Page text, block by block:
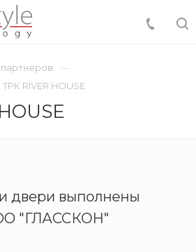
ТРК RIVER HOUSE
двери выполнены
"ГЛАССКОН"